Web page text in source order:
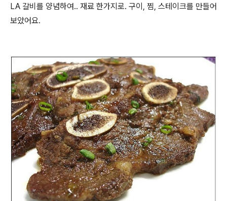
LA 갈비를 양념하여.. 재료 한가지로. 구이, 찜, 스테이크를 만들어
보았어요.